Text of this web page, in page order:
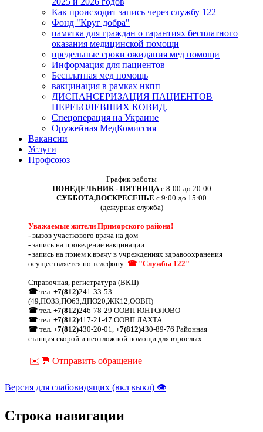
Как происходит запись через службу 122
Фонд "Круг добра"
памятка для граждан о гарантиях бесплатного
оказания медицинской помощи
предельные сроки ожидания мед помощи
Информация для пациентов
Бесплатная мед помощь
вакцинация в рамках нкпп
ДИСПАНСЕРИЗАЦИЯ ПАЦИЕНТОВ
ПЕРЕБОЛЕВШИХ КОВИД.
Спецоперация на Украине
Оружейная МедКомиссия
Вакансии
Услуги
Профсоюз
График работы
ПОНЕДЕЛЬНИК - ПЯТНИЦА с 8:00 до 20:00
СУББОТА,ВОСКРЕСЕНЬЕ с 9:00 до 15:00
(дежурная служба)
Уважаемые жители Приморского района!
- вызов участкового врача на дом
- запись на проведение вакцинации
- запись на прием к врачу в учреждениях здравоохранения
осуществляется по телефону ☎ "Службы 122"
Справочная, регистратура (ВКЦ)
☎ тел. +7(812)241-33-53
(49,ПО33,ПО63,ДПО20,ЖК12,ООВП)
☎ тел. +7(812)246-78-29 ООВП ЮНТОЛОВО
☎ тел. +7(812)417-21-47 ООВП ЛАХТА
☎ тел. +7(812)430-20-01, +7(812)430-89-76 Районная
станция скорой и неотложной помощи для взрослых
✉️💬 Отправить обращение
Версия для слабовидящих (вкл|выкл) 👁
Строка навигации